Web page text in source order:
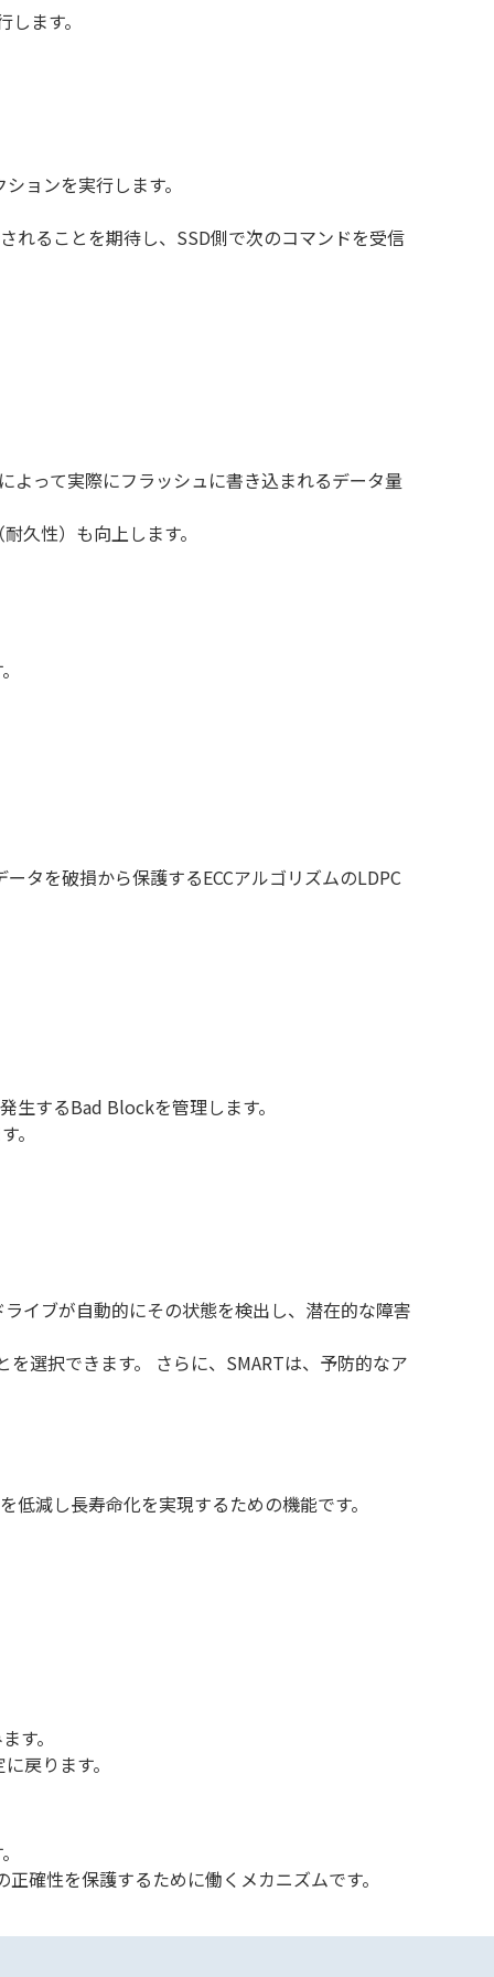
ます。
ョンを実行します。
ることを期待し、SSD側で次のコマンドを受信
って実際にフラッシュに書き込まれるデータ量
久性）も向上します。
タを破損から保護するECCアルゴリズムのLDPC
するBad Blockを管理します。
。
イブが自動的にその状態を検出し、潜在的な障害
選択できます。 さらに、SMARTは、予防的なア
減し長寿命化を実現するための機能です。
す。
戻ります。
確性を保護するために働くメカニズムです。